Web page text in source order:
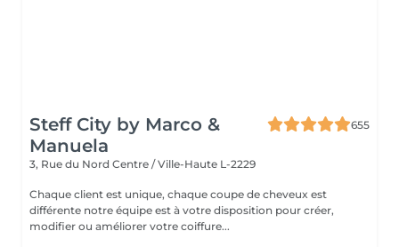
Steff City by Marco &
Manuela
655
3, Rue du Nord Centre / Ville-Haute L-2229
Chaque client est unique, chaque coupe de cheveux est
différente notre équipe est à votre disposition pour créer,
modifier ou améliorer votre coiffure...